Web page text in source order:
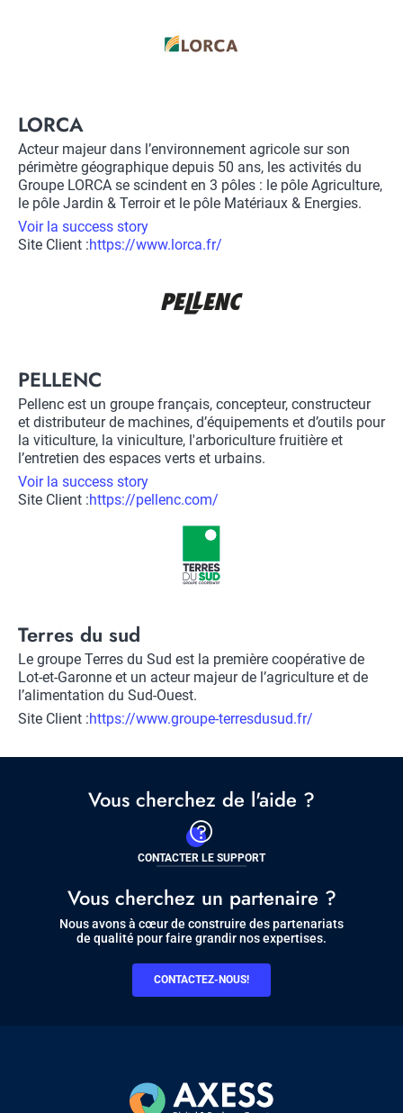
Title
LORCA
Description
Acteur majeur dans l’environnement agricole sur son
périmètre géographique depuis 50 ans, les activités du
Groupe LORCA se scindent en 3 pôles : le pôle Agriculture,
le pôle Jardin & Terroir et le pôle Matériaux & Energies.
Voir la success story
Site Client :Lien
https://www.lorca.fr/
Title
PELLENC
Description
Pellenc est un groupe français, concepteur, constructeur
et distributeur de machines, d’équipements et d’outils pour
la viticulture, la viniculture, l'arboriculture fruitière et
l’entretien des espaces verts et urbains.
Voir la success story
Site Client :Lien
https://pellenc.com/
Title
Terres du sud
Description
Le groupe Terres du Sud est la première coopérative de
Lot-et-Garonne et un acteur majeur de l’agriculture et de
l’alimentation du Sud-Ouest.
Site Client :Lien
site
https://www.groupe-terresdusud.fr/
Vous cherchez de l'aide ?
CONTACTER LE SUPPORT
Vous cherchez un partenaire ?
Nous avons à cœur de construire des partenariats
de qualité pour faire grandir nos expertises.
CONTACTEZ-NOUS!